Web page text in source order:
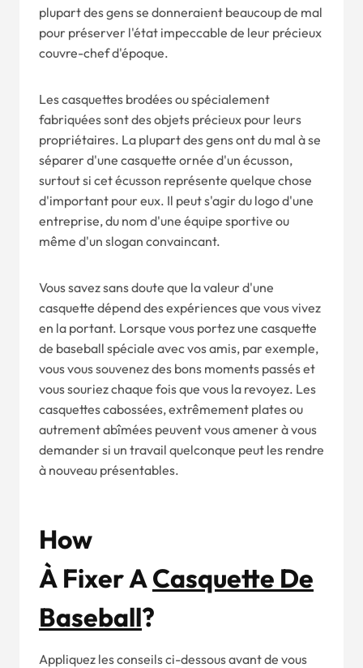
plupart des gens se donneraient beaucoup de mal
pour préserver l'état impeccable de leur précieux
couvre-chef d'époque.
Les casquettes brodées ou spécialement
fabriquées sont des objets précieux pour leurs
propriétaires. La plupart des gens ont du mal à se
séparer d'une casquette ornée d'un écusson,
surtout si cet écusson représente quelque chose
d'important pour eux. Il peut s'agir du logo d'une
entreprise, du nom d'une équipe sportive ou
même d'un slogan convaincant.
Vous savez sans doute que la valeur d'une
casquette dépend des expériences que vous vivez
en la portant. Lorsque vous portez une casquette
de baseball spéciale avec vos amis, par exemple,
vous vous souvenez des bons moments passés et
vous souriez chaque fois que vous la revoyez. Les
casquettes cabossées, extrêmement plates ou
autrement abîmées peuvent vous amener à vous
demander si un travail quelconque peut les rendre
à nouveau présentables.
HOw
À FixerACasquette De
Baseball?
Appliquez les conseils ci-dessous avant de vous